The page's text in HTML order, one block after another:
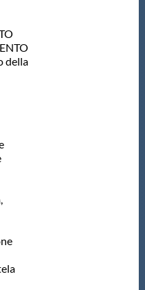
della